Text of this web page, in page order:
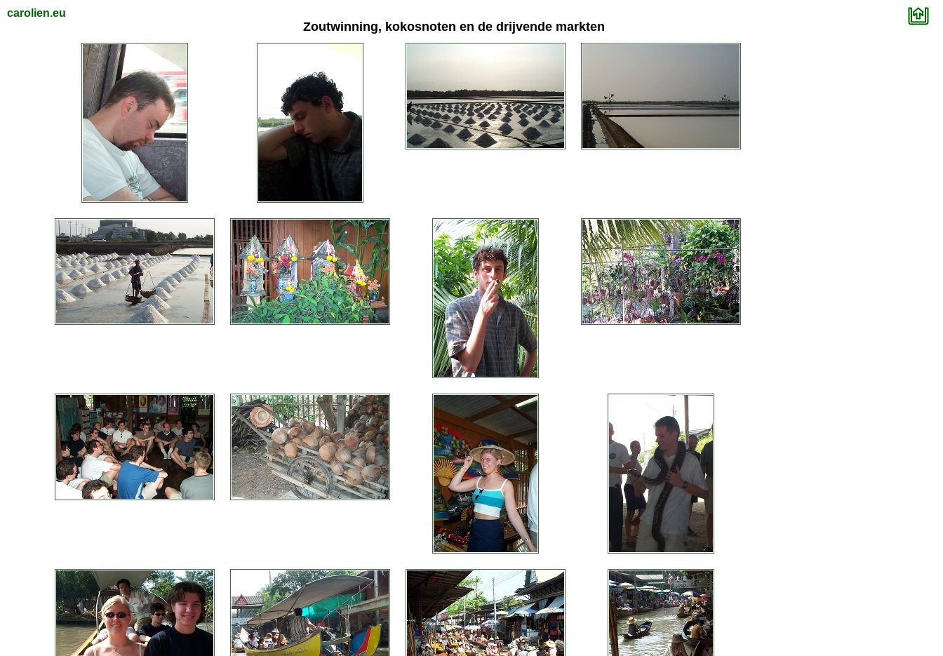
carolien.eu
Zoutwinning, kokosnoten en de drijvende markten